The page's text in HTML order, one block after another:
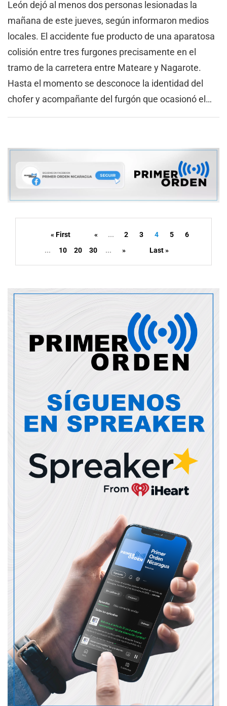
León dejó al menos dos personas lesionadas la
mañana de este jueves, según informaron medios
locales. El accidente fue producto de una aparatosa
colisión entre tres furgones precisamente en el
tramo de la carretera entre Mateare y Nagarote.
Hasta el momento se desconoce la identidad del
chofer y acompañante del furgón que ocasionó el…
« First « ... 2 3 4 5
6
...
10 20 30 ... » Last »